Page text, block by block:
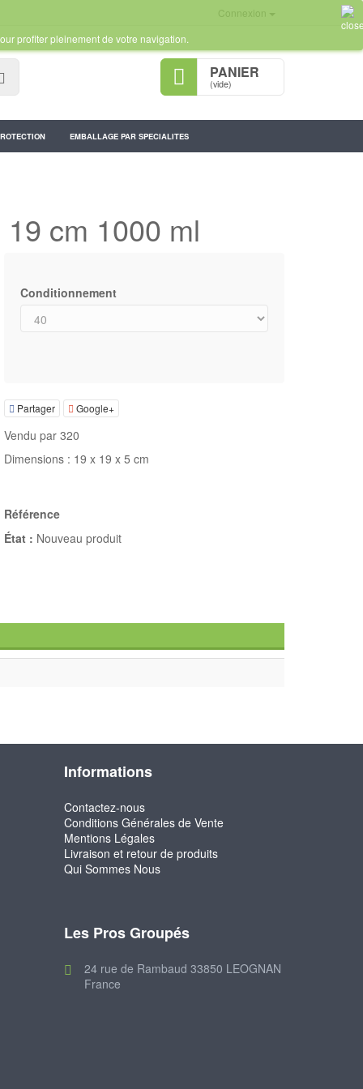
Connexion
PANIER
(vide)
EMBALLAGE PAR SPECIALITES
profiter pleinement de votre navigation.
cm 1000 ml
Conditionnement
Partager Google+
Vendu par 320
Dimensions : 19 x 19 x 5 cm
Référence
État : Nouveau produit
Informations
Contactez-nous
Conditions Générales de Vente
Mentions Légales
Livraison et retour de produits
Qui Sommes Nous
Les Pros Groupés
24 rue de Rambaud 33850 LEOGNAN
France